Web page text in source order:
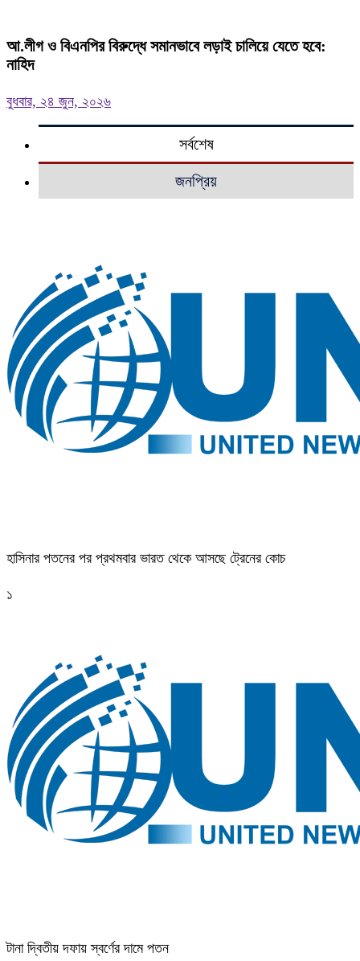
আ.লীগ ও বিএনপির বিরুদ্ধে সমানভাবে লড়াই চালিয়ে যেতে হবে:
নাহিদ
বুধবার, ২৪ জুন, ২০২৬
সর্বশেষ
জনপ্রিয়
হাসিনার পতনের পর প্রথমবার ভারত থেকে আসছে ট্রেনের কোচ
১
টানা দ্বিতীয় দফায় স্বর্ণের দামে পতন